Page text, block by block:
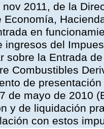
2011, de la
Economía,
en
ingresos del
sobre la Entrada
Combustibles
de
de mayo de 2010
y de liquidación
con estos